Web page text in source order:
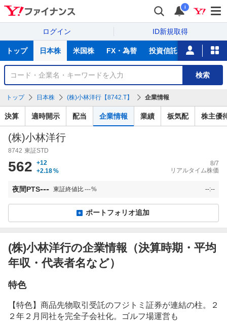
i
ログイン ID新規取得
サ
トップ 日本株 米国株 FX・為替 投資信託 ニュース
銘
検
索
検索
トップ 日本株 (株)小林洋行【8742.T】 企業情報
決算 適時開示 配当 企業情報 業績 板気配 株主優
(株)小林洋行
8742 東証STD
562
+12
+2.18%
8/7
リアルタイム株価
夜間PTS--- 東証終値比---% --:--
ポートフォリオ追加
(株)小林洋行の企業情報（決算時期・平均
年収・代表者名など）
特色
【特色】商品先物取引受託のフジトミ証券が連結の柱。２
２年２月同社を完全子会社化。ゴルフ場運営も